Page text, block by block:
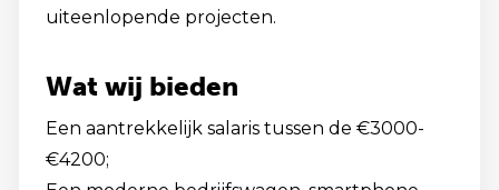
uiteenlopende projecten.
Wat wij bieden
Een aantrekkelijk salaris tussen de €3000-
€4200;